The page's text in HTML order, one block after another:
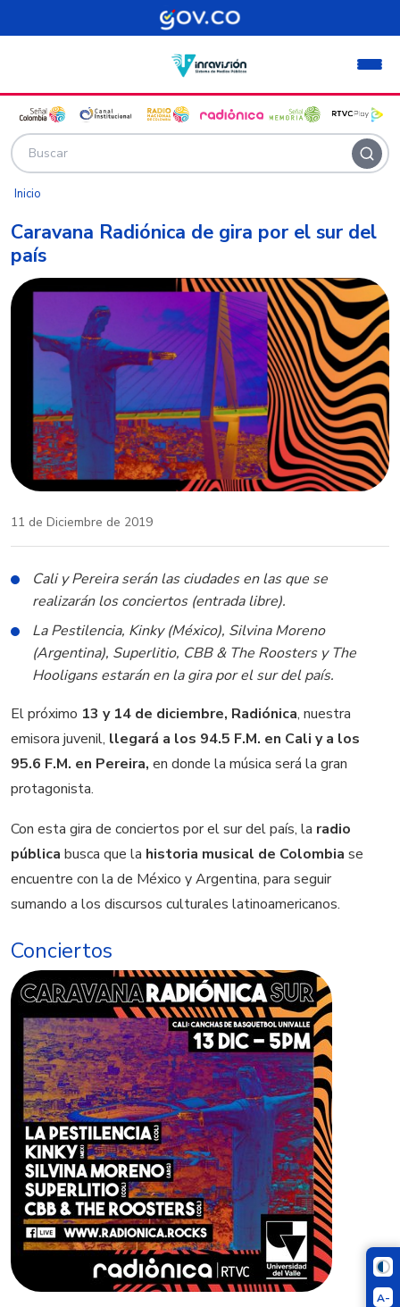
Pasar al contenido principal
A-
Inicio
Caravana Radiónica de gira por el sur del
país
11 de Diciembre de 2019
Cali y Pereira serán las ciudades en las que se
realizarán los conciertos (entrada libre).
La Pestilencia, Kinky (México), Silvina Moreno
(Argentina), Superlitio, CBB & The Roosters y The
Hooligans estarán en la gira por el sur del país.
El próximo 13 y 14 de diciembre, Radiónica, nuestra
emisora juvenil, llegará a los 94.5 F.M. en Cali y a los
95.6 F.M. en Pereira, en donde la música será la gran
protagonista.
Con esta gira de conciertos por el sur del país, la radio
pública busca que la historia musical de Colombia se
encuentre con la de México y Argentina, para seguir
sumando a los discursos culturales latinoamericanos.
Conciertos